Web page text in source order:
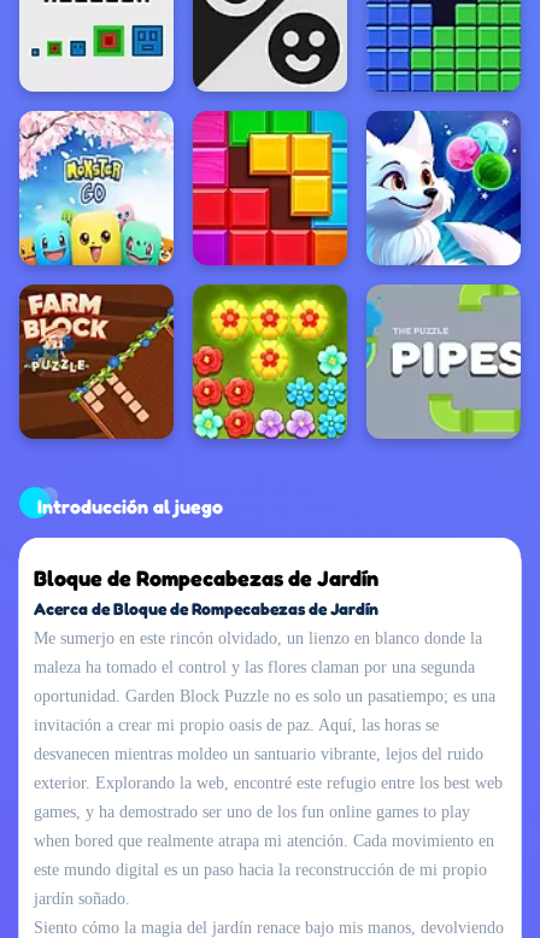
Introducción al juego
Bloque de Rompecabezas de Jardín
Acerca de Bloque de Rompecabezas de Jardín
Me sumerjo en este rincón olvidado, un lienzo en blanco donde la
maleza ha tomado el control y las flores claman por una segunda
oportunidad. Garden Block Puzzle no es solo un pasatiempo; es una
invitación a crear mi propio oasis de paz. Aquí, las horas se
desvanecen mientras moldeo un santuario vibrante, lejos del ruido
exterior. Explorando la web, encontré este refugio entre los best web
games, y ha demostrado ser uno de los fun online games to play
when bored que realmente atrapa mi atención. Cada movimiento en
este mundo digital es un paso hacia la reconstrucción de mi propio
jardín soñado.
Siento cómo la magia del jardín renace bajo mis manos, devolviendo